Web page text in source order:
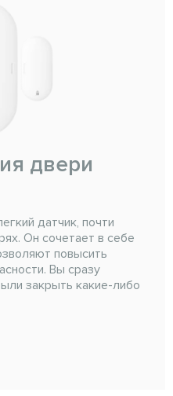
двери
датчик, почти
Он сочетает в себе
повысить
Вы сразу
закрыть какие-либо